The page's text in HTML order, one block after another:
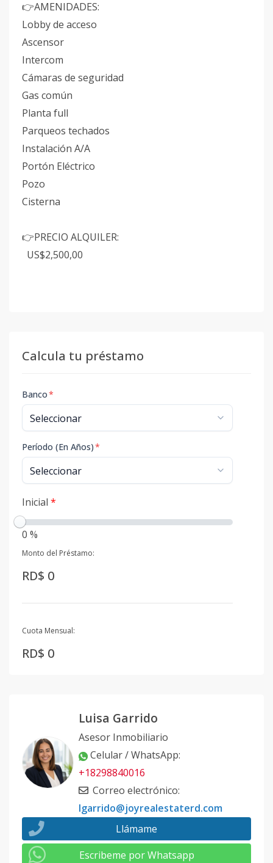
👉AMENIDADES:
Lobby de acceso
Ascensor
Intercom
Cámaras de seguridad
Gas común
Planta full
Parqueos techados
Instalación A/A
Portón Eléctrico
Pozo
Cisterna
👉PRECIO ALQUILER:
US$2,500,00
Calcula tu préstamo
Banco*
Período (En Años)*
Inicial *
0 %
Monto del Préstamo:
RD$ 0
Cuota Mensual:
RD$ 0
Luisa Garrido
Asesor Inmobiliario
Celular / WhatsApp:
+18298840016
Correo electrónico:
lgarrido@joyrealestaterd.com
Llámame
Escribeme por Whatsapp